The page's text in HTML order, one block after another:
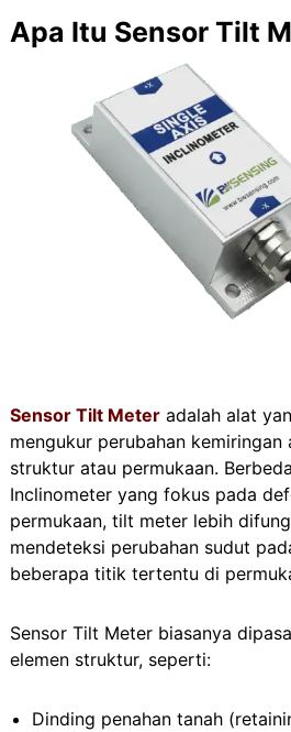
Apa Itu Sensor Tilt
Sensor Tilt Meteradalah alat
mengukur perubahan
struktur atau permukaan.
Inclinometer yang fokus pada
permukaan, tilt meter lebih
mendeteksi perubahan sudut
beberapa titik tertentu di
Sensor Tilt Meter biasanya
elemen struktur, seperti:
Dinding penahan tanah